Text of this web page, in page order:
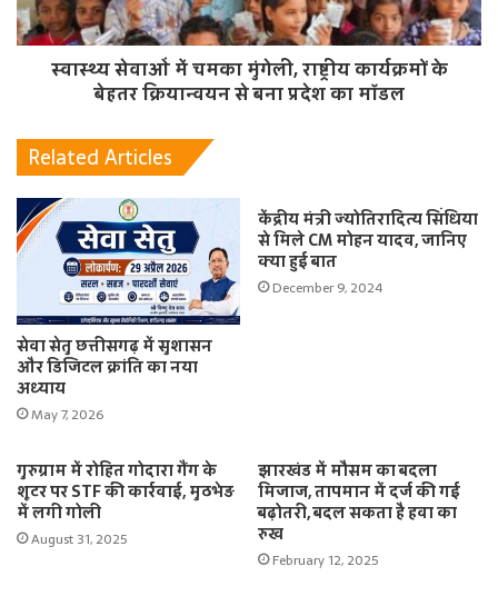
स्वास्थ्य सेवाओं में चमका मुंगेली, राष्ट्रीय कार्यक्रमों के
बेहतर क्रियान्वयन से बना प्रदेश का मॉडल
Related Articles
सेवा सेतु छत्तीसगढ़ में सुशासन
और डिजिटल क्रांति का नया
अध्याय
May 7, 2026
केंद्रीय मंत्री ज्योतिरादित्य सिंधिया
से मिले CM मोहन यादव, जानिए
क्या हुई बात
December 9, 2024
गुरुग्राम में रोहित गोदारा गैंग के
शूटर पर STF की कार्रवाई, मुठभेड़
में लगी गोली
August 31, 2025
झारखंड में मौसम का बदला
मिजाज, तापमान में दर्ज की गई
बढ़ोतरी, बदल सकता है हवा का
रुख
February 12, 2025